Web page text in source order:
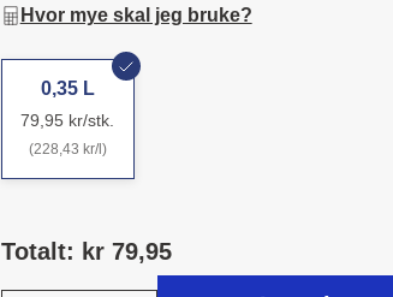
Hvor mye skal jeg bruke?
0,35 L
79,95 kr/stk.
(228,43 kr/l)
Totalt: kr 79,95